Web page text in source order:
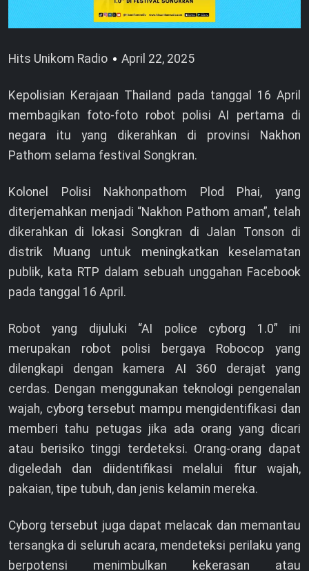
Hits Unikom Radio April 22, 2025
Kepolisian Kerajaan Thailand pada tanggal 16 April
membagikan foto-foto robot polisi AI pertama di
negara itu yang dikerahkan di provinsi Nakhon
Pathom selama festival Songkran.
Kolonel Polisi Nakhonpathom Plod Phai, yang
diterjemahkan menjadi “Nakhon Pathom aman”, telah
dikerahkan di lokasi Songkran di Jalan Tonson di
distrik Muang untuk meningkatkan keselamatan
publik, kata RTP dalam sebuah unggahan Facebook
pada tanggal 16 April.
Robot yang dijuluki “AI police cyborg 1.0” ini
merupakan robot polisi bergaya Robocop yang
dilengkapi dengan kamera AI 360 derajat yang
cerdas. Dengan menggunakan teknologi pengenalan
wajah, cyborg tersebut mampu mengidentifikasi dan
memberi tahu petugas jika ada orang yang dicari
atau berisiko tinggi terdeteksi. Orang-orang dapat
digeledah dan diidentifikasi melalui fitur wajah,
pakaian, tipe tubuh, dan jenis kelamin mereka.
Cyborg tersebut juga dapat melacak dan memantau
tersangka di seluruh acara, mendeteksi perilaku yang
berpotensi menimbulkan kekerasan atau